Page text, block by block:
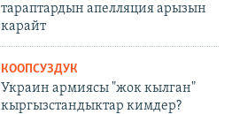
тараптардын апелляция арызын
карайт
КООПСУЗДУК
Украин армиясы "жок кылган"
кыргызстандыктар кимдер?